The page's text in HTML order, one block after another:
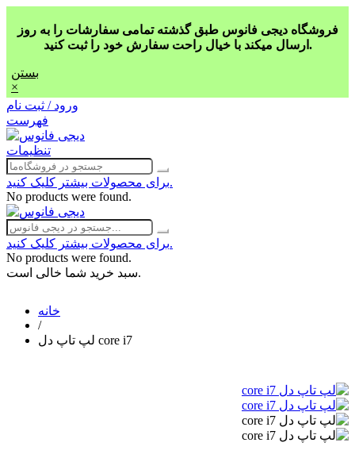
فروشگاه دیجی فانوس طبق گذشته تمامی سفارشات را به روز
ارسال میکند با خیال راحت سفارش خود را ثبت کنید.
بستن
×
ورود / ثبت نام
فهرست
تنظیمات
برای محصولات بیشتر کلیک کنید.
No products were found.
برای محصولات بیشتر کلیک کنید.
No products were found.
سبد خرید شما خالی است.
خانه
/
لپ تاپ دل core i7